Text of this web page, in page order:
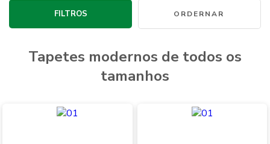
tapetes modernos de todos os
tamanhos
FILTROS